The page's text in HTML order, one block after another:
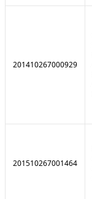
201410267000929
201510267001464